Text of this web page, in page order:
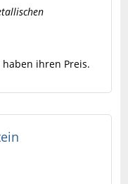
ihren Preis.